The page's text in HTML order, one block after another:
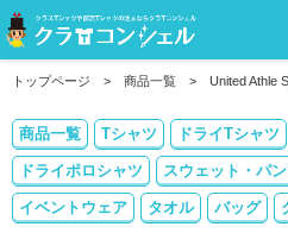
トップページ 商品一覧 United Athle
商品一覧 Tシャツ ドライTシャツ
ドライポロシャツ スウェット・パ
イベントウェア タオル バッグ